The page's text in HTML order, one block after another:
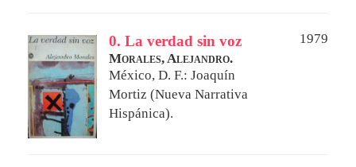
0. La verdad sin voz
1979
Morales, Alejandro.
México, D. F.: Joaquín
Mortiz (Nueva Narrativa
Hispánica).